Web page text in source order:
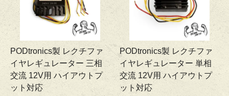
PODtronics製 レクチファ
イヤレギュレーター 三相
交流 12V用 ハイアウトプ
ット対応
PODtronics製 レクチファ
イヤレギュレーター 単相
交流 12V用 ハイアウトプ
ット対応